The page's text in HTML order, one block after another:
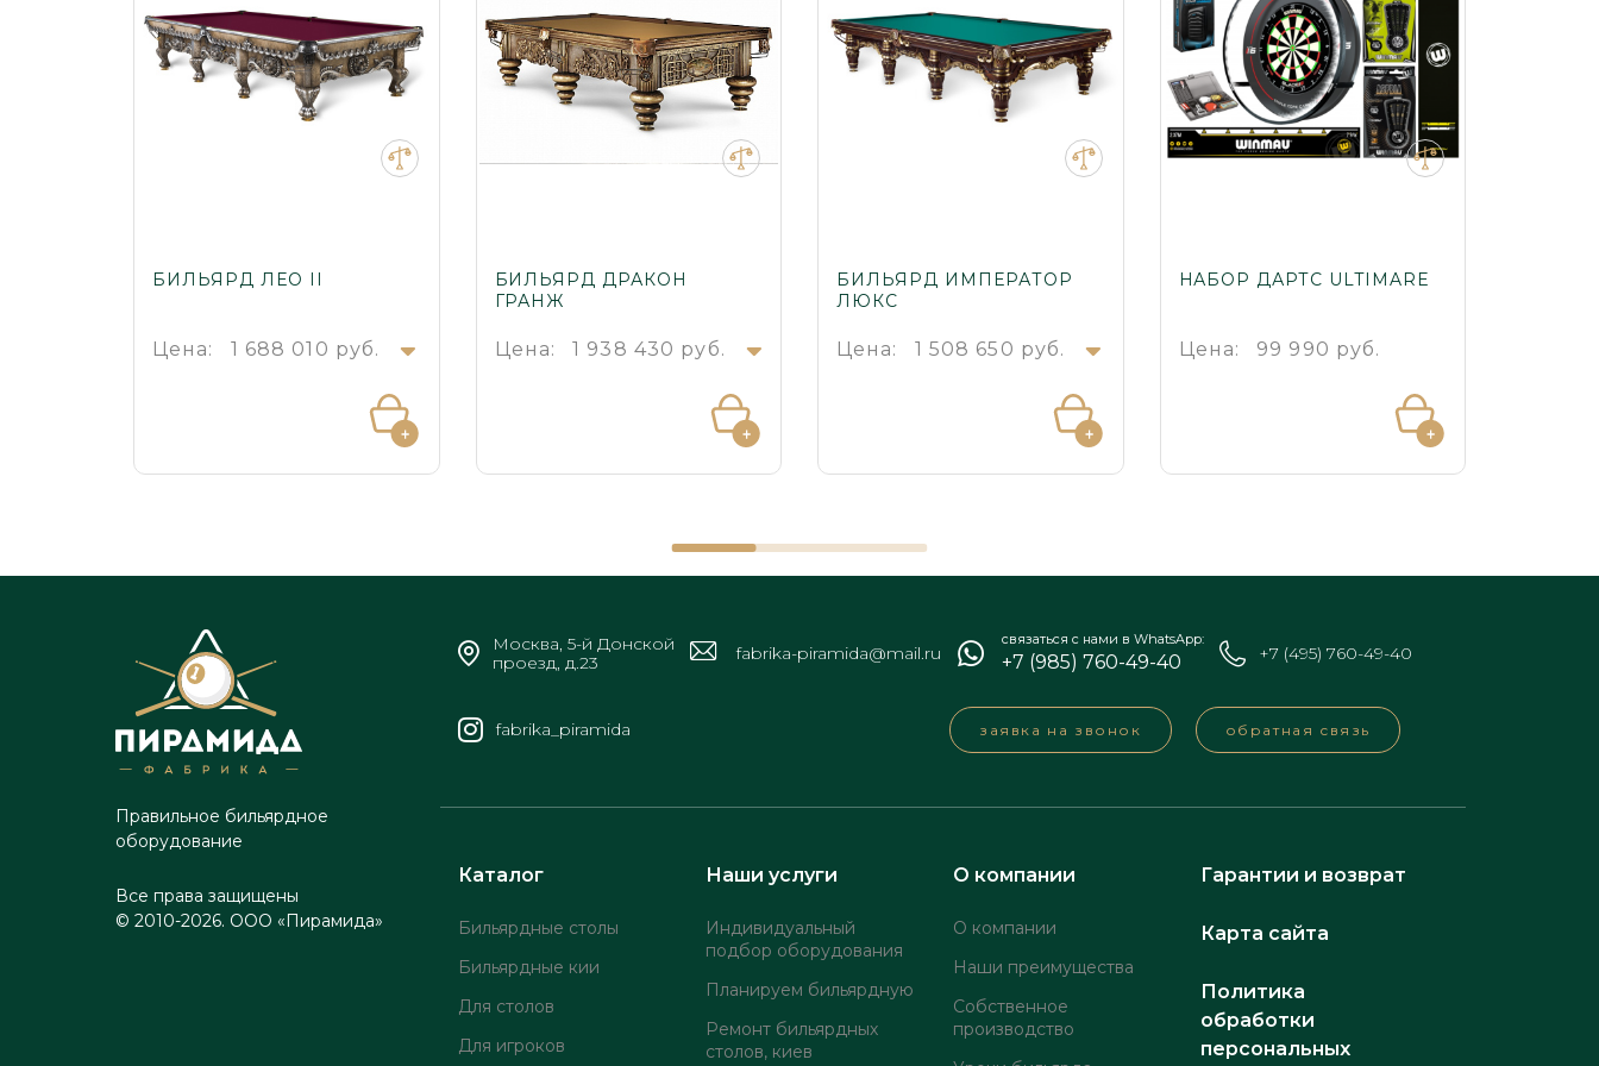
БИЛЬЯРД ЛЕО II
Цена: 1 688 010 руб.
БИЛЬЯРД ДРАКОН
ГРАНЖ
Цена: 1 938 430 руб.
БИЛЬЯРД ИМПЕРАТОР
ЛЮКС
Цена: 1 508 650 руб.
НАБОР ДАРТС ULTIMARE
Цена: 99 990 руб.
Правильное бильярдное
оборудование
Все права защищены
© 2010-2026. ООО «Пирамида»
Москва, 5-й Донской
проезд, д.23
fabrika-piramida@mail.ru
связаться с нами в WhatsApp:
+7 (985) 760-49-40 +7 (495) 760-49-40
fabrika_piramida заявка на звонок обратная связь
Каталог
Бильярдные столы
Бильярдные кии
Для столов
Для игроков
Наши услуги
Индивидуальный
подбор оборудования
Планируем бильярдную
Ремонт бильярдных
столов, киев
О компании
О компании
Наши преимущества
Собственное
производство
Гарантии и возврат
Карта сайта
Политика
обработки
персональных